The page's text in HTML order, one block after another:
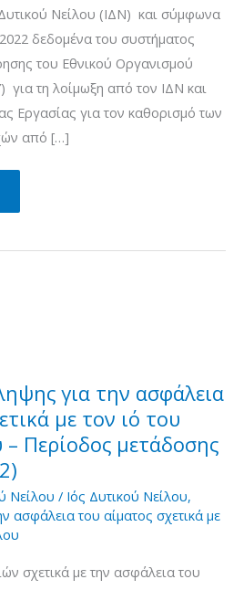
Νείλου (ΙΔΝ) και σύμφωνα
δεδομένα του συστήματος
του Εθνικού Οργανισμού
για τη λοίμωξη από τον ΙΔΝ και
Εργασίας για τον καθορισμό των
από […]
για την ασφάλεια
με τον ιό του
– Περίοδος μετάδοσης
Νείλου / Ιός Δυτικού Νείλου,
ασφάλεια του αίματος σχετικά με
σχετικά με την ασφάλεια του